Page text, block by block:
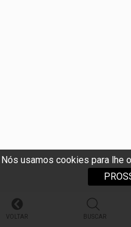
Nós usamos cookies para lhe
VOLTAR BUSCAR